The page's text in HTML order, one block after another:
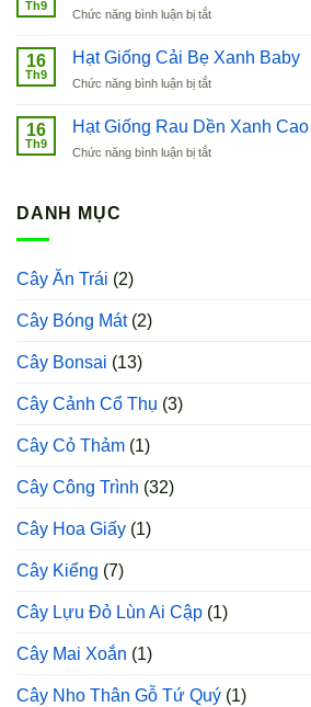
Gỗ
Quý
Th9
Chức năng bình luận bị tắtở
Giống
Xoăn
Quốc
16
Th9
Hạt Giống Cải Bẹ Xanh Baby
Chức năng bình luận bị tắtở
Giống
Bẹ
16
Th9
Hạt Giống Rau Dền Xanh
Chức năng bình luận bị tắtở
DANH MỤC
Cây Ăn Trái (2)
Cây Bóng Mát(2)
Cây Bonsai (13)
Cây Cảnh Cổ Thụ (3)
Cây Cỏ Thảm (1)
Cây Công Trình (32)
Cây Hoa Giấy (1)
Cây Kiểng (7)
Cây Lựu Đỏ Lùn Ai Cập (1)
Cây Mai Xoắn (1)
Cây Nho Thân Gỗ Tứ Quý (1)